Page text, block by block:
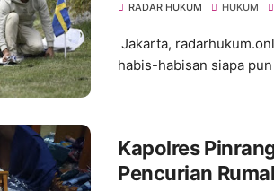
RADAR HUKUM HUKUM
Jakarta,
habis-habisan siapa
Kapolres
Pencurian